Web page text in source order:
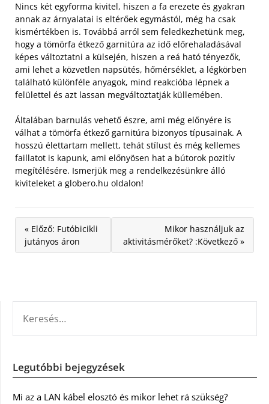
Nincs két egyforma kivitel, hiszen a fa erezete és gyakran
annak az árnyalatai is eltérőek egymástól, még ha csak
kismértékben is. Továbbá arról sem feledkezhetünk meg,
hogy a tömörfa étkező garnitúra az idő előrehaladásával
képes változtatni a külsején, hiszen a reá ható tényezők,
ami lehet a közvetlen napsütés, hőmérséklet, a légkörben
található különféle anyagok, mind reakcióba lépnek a
felülettel és azt lassan megváltoztatják küllemében.
Általában barnulás vehető észre, ami még előnyére is
válhat a tömörfa étkező garnitúra bizonyos típusainak. A
hosszú élettartam mellett, tehát stílust és még kellemes
faillatot is kapunk, ami előnyösen hat a bútorok pozitív
megítélésére. Ismerjük meg a rendelkezésünkre álló
kiviteleket a globero.hu oldalon!
« Előző: Futóbicikli
jutányos áron
Mikor használjuk az
aktivitásmérőket? :Következő »
Legutóbbi bejegyzések
Mi az a LAN kábel elosztó és mikor lehet rá szükség?